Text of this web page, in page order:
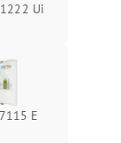
Ui
E